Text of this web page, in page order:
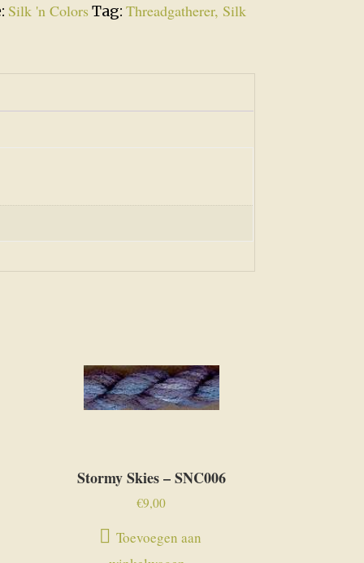
Silk 'n Colors Tag: Threadgatherer, Silk
Stormy Skies – SNC006
€9,00
Toevoegen aan